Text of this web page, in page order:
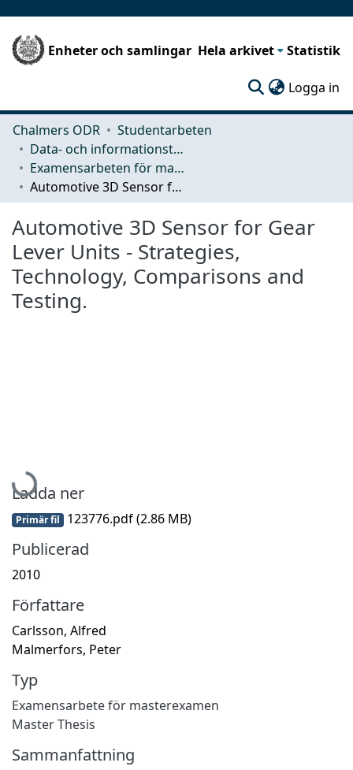
Enheter och samlingar Hela arkivet Statistik
Logga in
Chalmers ODR
Studentarbeten
Data- och informationsteknik (CSE)
Examensarbeten för masterexamen
Automotive 3D Sensor for Gear Lever Units - Strategies, Technology, Comparisons and Testing.
Automotive 3D Sensor for Gear
Lever Units - Strategies,
Technology, Comparisons and
Testing.
Hämtar...
Ladda ner
Primär fil 123776.pdf(2.86 MB)
Publicerad
2010
Författare
Carlsson, Alfred
Malmerfors, Peter
Typ
Examensarbete för masterexamen
Master Thesis
Sammanfattning